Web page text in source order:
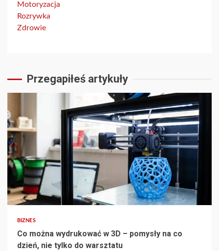
Motoryzacja
Rozrywka
Zdrowie
Przegapiłeś artykuły
3 min read
BIZNES
Co można wydrukować w 3D – pomysły na co
dzień, nie tylko do warsztatu